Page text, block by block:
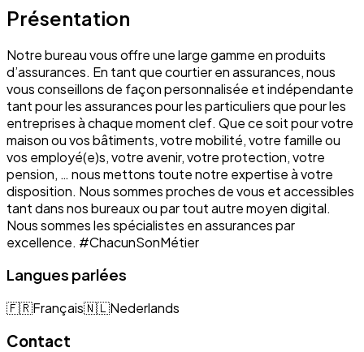
Présentation
Notre bureau vous offre une large gamme en produits
d’assurances. En tant que courtier en assurances, nous
vous conseillons de façon personnalisée et indépendante
tant pour les assurances pour les particuliers que pour les
entreprises à chaque moment clef. Que ce soit pour votre
maison ou vos bâtiments, votre mobilité, votre famille ou
vos employé(e)s, votre avenir, votre protection, votre
pension, … nous mettons toute notre expertise à votre
disposition. Nous sommes proches de vous et accessibles
tant dans nos bureaux ou par tout autre moyen digital.
Nous sommes les spécialistes en assurances par
excellence. #ChacunSonMétier
Langues parlées
🇫🇷Français🇳🇱Nederlands
Contact